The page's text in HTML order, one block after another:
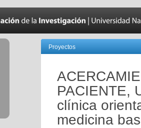
Proyectos
PACIENTE,
clínica
medicina